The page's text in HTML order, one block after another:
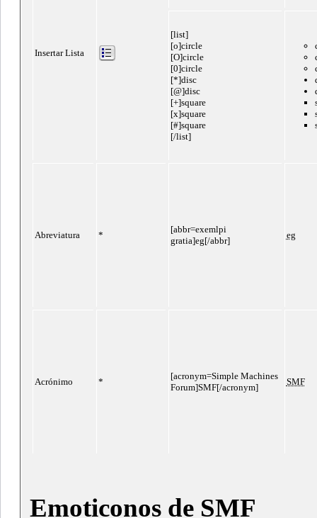
Insertar Lista
[list]
[o]circle
[O]circle
[0]circle
[*]disc
[@]disc
[+]square
[x]square
[#]square
[/list]
Abreviatura *
[abbr=exemlpi
gratia]eg[/abbr]
eg
Acrónimo *
[acronym=Simple Machines
Forum]SMF[/acronym]
SMF
Emoticonos de SMF